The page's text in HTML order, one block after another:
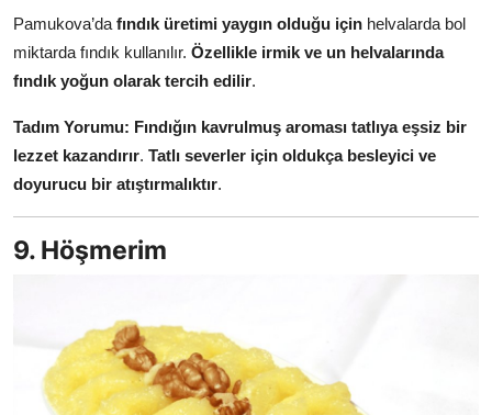
Pamukova’da fındık üretimi yaygın olduğu için helvalarda bol
miktarda fındık kullanılır. Özellikle irmik ve un helvalarında
fındık yoğun olarak tercih edilir.
Tadım Yorumu: Fındığın kavrulmuş aroması tatlıya eşsiz bir
lezzet kazandırır. Tatlı severler için oldukça besleyici ve
doyurucu bir atıştırmalıktır.
9. Höşmerim